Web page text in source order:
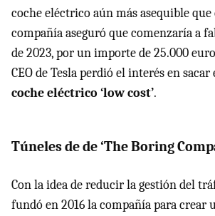
coche eléctrico aún más asequible que
compañía aseguró que comenzaría a
de 2023, por un importe de 25.000
CEO de Tesla perdió el interés en sacar
coche eléctrico ‘low cost’.
Túneles de de ‘The Boring
Con la idea de reducir la gestión del
fundó en 2016 la compañía para crear